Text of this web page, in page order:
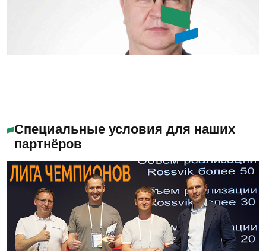
Специальные условия для наших
партнёров